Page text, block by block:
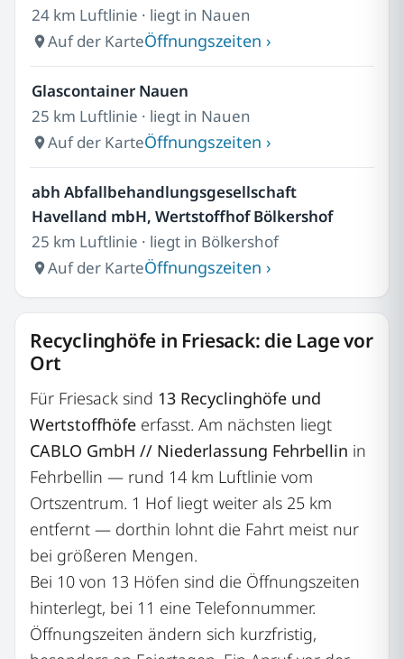
24 km Luftlinie · liegt in Nauen
Auf der KarteÖffnungszeiten ›
Glascontainer Nauen
25 km Luftlinie · liegt in Nauen
Auf der KarteÖffnungszeiten ›
abh Abfallbehandlungsgesellschaft
Havelland mbH, Wertstoffhof Bölkershof
25 km Luftlinie · liegt in Bölkershof
Auf der KarteÖffnungszeiten ›
Recyclinghöfe in Friesack: die Lage vor
Ort
Für Friesack sind 13 Recyclinghöfe und
Wertstoffhöfe erfasst. Am nächsten liegt
CABLO GmbH // Niederlassung Fehrbellin in
Fehrbellin — rund 14 km Luftlinie vom
Ortszentrum. 1 Hof liegt weiter als 25 km
entfernt — dorthin lohnt die Fahrt meist nur
bei größeren Mengen.
Bei 10 von 13 Höfen sind die Öffnungszeiten
hinterlegt, bei 11 eine Telefonnummer.
Öffnungszeiten ändern sich kurzfristig,